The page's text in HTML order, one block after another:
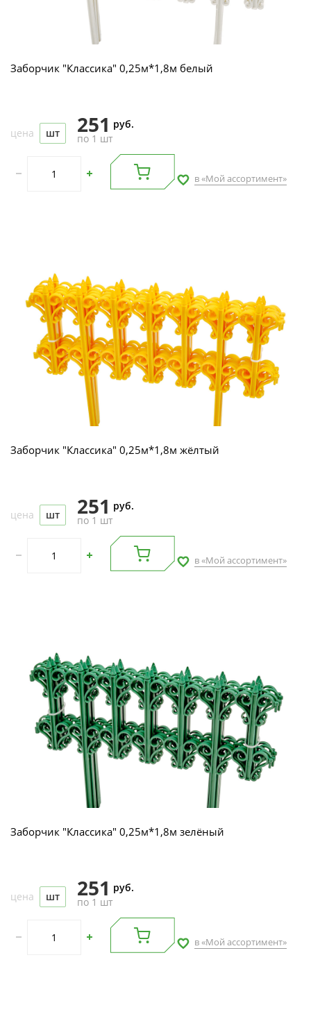
Заборчик "Классика" 0,25м*1,8м белый
цена шт 251 руб.
по 1 шт
в «Мой ассортимент»
Заборчик "Классика" 0,25м*1,8м жёлтый
цена шт 251 руб.
по 1 шт
в «Мой ассортимент»
Заборчик "Классика" 0,25м*1,8м зелёный
цена шт 251 руб.
по 1 шт
в «Мой ассортимент»